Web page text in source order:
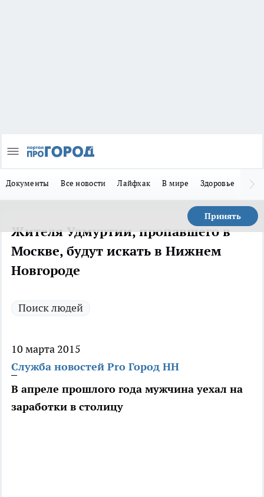
Документы Все новости Лайфхак В мире Здоровье
Принять
Жителя Удмуртии, пропавшего в
Москве, будут искать в Нижнем
Новгороде
Поиск людей
10 марта 2015
Служба новостей Pro Город НН
В апреле прошлого года мужчина уехал на
заработки в столицу